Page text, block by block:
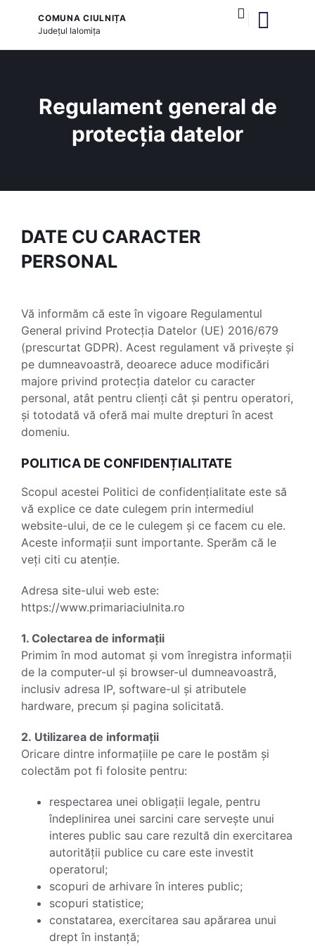
COMUNA CIULNIȚA
Județul Ialomița
Regulament general de
protecția datelor
DATE CU CARACTER
PERSONAL
Vă informăm că este în vigoare Regulamentul
General privind Protecția Datelor (UE) 2016/679
(prescurtat GDPR). Acest regulament vă privește și
pe dumneavoastră, deoarece aduce modificări
majore privind protecția datelor cu caracter
personal, atât pentru clienți cât și pentru operatori,
și totodată vă oferă mai multe drepturi în acest
domeniu.
POLITICA DE CONFIDENȚIALITATE
Scopul acestei Politici de confidențialitate este să
vă explice ce date culegem prin intermediul
website-ului, de ce le culegem și ce facem cu ele.
Aceste informații sunt importante. Sperăm că le
veți citi cu atenție.
Adresa site-ului web este:
https://www.primariaciulnita.ro
1. Colectarea de informații
Primim în mod automat și vom înregistra informații
de la computer-ul și browser-ul dumneavoastră,
inclusiv adresa IP, software-ul și atributele
hardware, precum și pagina solicitată.
2. Utilizarea de informații
Oricare dintre informațiile pe care le postăm și
colectăm pot fi folosite pentru:
respectarea unei obligații legale, pentru
îndeplinirea unei sarcini care servește unui
interes public sau care rezultă din exercitarea
autorității publice cu care este investit
operatorul;
scopuri de arhivare în interes public;
scopuri statistice;
constatarea, exercitarea sau apărarea unui
drept în instanță;